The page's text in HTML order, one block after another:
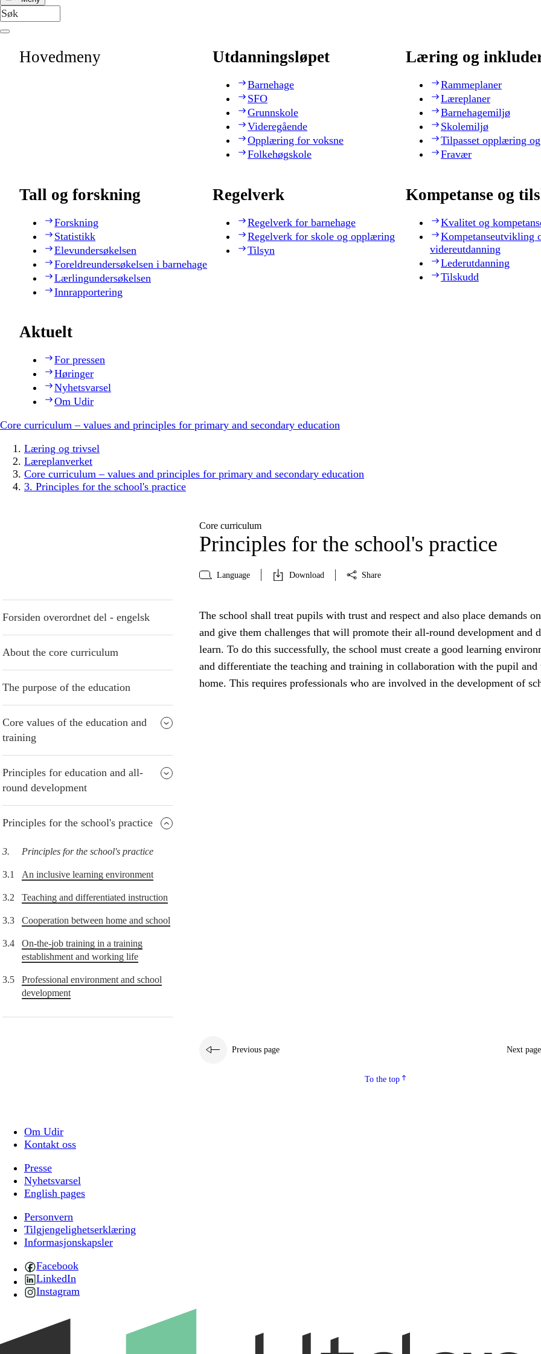
Hovedmeny Utdanningsløpet
Barnehage
SFO
Grunnskole
Videregående
Opplæring for voksne
Folkehøgskole
Læring og
Rammeplaner
Læreplaner
Barnehagemiljø
Skolemiljø
Tilpasset opplæring
Fravær
Tall og forskning
Forskning
Statistikk
Elevundersøkelsen
Foreldreundersøkelsen i barnehage
Lærlingundersøkelsen
Innrapportering
Regelverk
Regelverk for barnehage
Regelverk for skole og opplæring
Tilsyn
Kompetanse og
Kvalitet og
Kompetanseutvikling
videreutdanning
Lederutdanning
Tilskudd
Aktuelt
For pressen
Høringer
Nyhetsvarsel
Om Udir
Core curriculum – values and principles for primary and secondary education
Læring og trivsel
Læreplanverket
Core curriculum – values and principles for primary and secondary education
3. Principles for the school's practice
Core curriculum
Principles for the school's practice
Language Download Share
Forsiden overordnet del - engelsk
About the core curriculum
The purpose of the education
Core values of the education and
training
Principles for education and all-
round development
Principles for the school's practice
3. Principles for the school's practice
3.1 An inclusive learning environment
3.2 Teaching and differentiated instruction
3.3 Cooperation between home and school
3.4
On-the-job training in a training
establishment and working life
3.5
Professional environment and school
development
The school shall treat pupils with trust and respect and also place demands
and give them challenges that will promote their all-round development and
learn. To do this successfully, the school must create a good learning
and differentiate the teaching and training in collaboration with the pupil and
home. This requires professionals who are involved in the development of
Previous page Next page
To the top
Om Udir
Kontakt oss
Presse
Nyhetsvarsel
English pages
Personvern
Tilgjengelighetserklæring
Informasjonskapsler
Facebook
LinkedIn
Instagram